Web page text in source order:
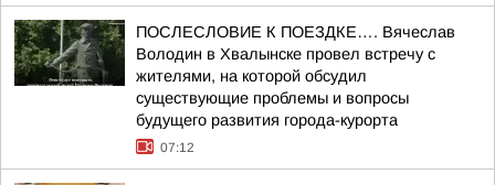
ПОСЛЕСЛОВИЕ К ПОЕЗДКЕ…. Вячеслав
Володин в Хвалынске провел встречу с
жителями, на которой обсудил
существующие проблемы и вопросы
будущего развития города-курорта
07:12